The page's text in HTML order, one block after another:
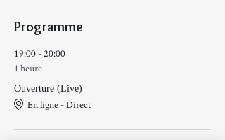
Programme
19:00 - 20:00
1 heure
Ouverture (Live)
En ligne - Direct